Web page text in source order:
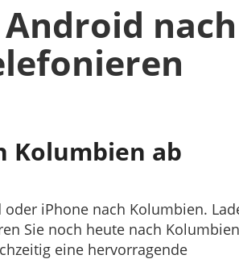
Kolumbien ab
iPhone nach Kolumbien.
Sie noch heute nach
eine hervorragende